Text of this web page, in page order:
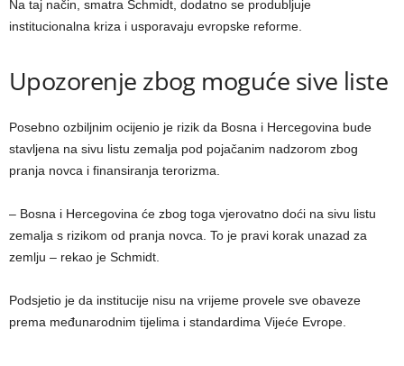
Na taj način, smatra Schmidt, dodatno se produbljuje
institucionalna kriza i usporavaju evropske reforme.
Upozorenje zbog moguće sive liste
Posebno ozbiljnim ocijenio je rizik da Bosna i Hercegovina bude
stavljena na sivu listu zemalja pod pojačanim nadzorom zbog
pranja novca i finansiranja terorizma.
– Bosna i Hercegovina će zbog toga vjerovatno doći na sivu listu
zemalja s rizikom od pranja novca. To je pravi korak unazad za
zemlju – rekao je Schmidt.
Podsjetio je da institucije nisu na vrijeme provele sve obaveze
prema međunarodnim tijelima i standardima Vijeće Evrope.